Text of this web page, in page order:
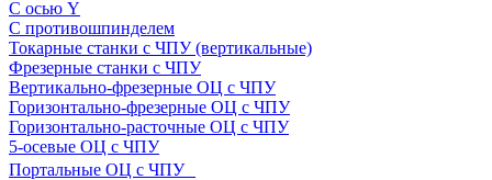
С осью Y
С противошпинделем
Токарные станки с ЧПУ (вертикальные)
Фрезерные станки с ЧПУ
Вертикально-фрезерные ОЦ с ЧПУ
Горизонтально-фрезерные ОЦ с ЧПУ
Горизонтально-расточные ОЦ с ЧПУ
5-осевые ОЦ с ЧПУ
Портальные ОЦ с ЧПУ